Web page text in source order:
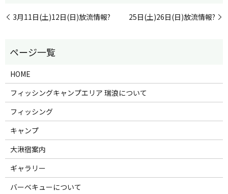
3月11日(土)12日(日)放流情報? 25日(土)26日(日)放流情報?
HOME
フィッシングキャンプエリア 瑞浪について
フィッシング
キャンプ
大湫宿案内
ギャラリー
バーベキューについて